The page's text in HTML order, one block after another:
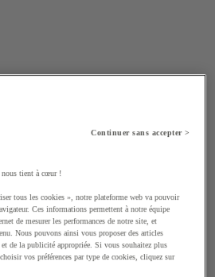
Continuer sans accepter >
nous tient à cœur !
tous les cookies », notre plateforme web va pouvoir
Ces informations permettent à notre équipe
de mesurer les performances de notre site, et
Nous pouvons ainsi vous proposer des articles
et de la publicité appropriée. Si vous souhaitez plus
vos préférences par type de cookies, cliquez sur